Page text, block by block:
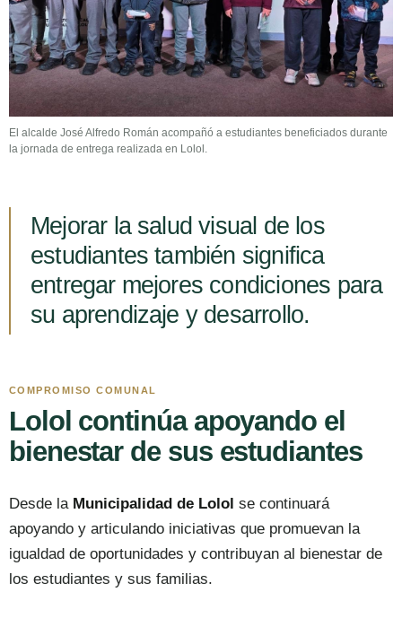
El alcalde José Alfredo Román acompañó a estudiantes beneficiados durante
la jornada de entrega realizada en Lolol.
Mejorar la salud visual de los
estudiantes también significa
entregar mejores condiciones para
su aprendizaje y desarrollo.
COMPROMISO COMUNAL
Lolol continúa apoyando el
bienestar de sus estudiantes
Desde la Municipalidad de Lolol se continuará
apoyando y articulando iniciativas que promuevan la
igualdad de oportunidades y contribuyan al bienestar de
los estudiantes y sus familias.